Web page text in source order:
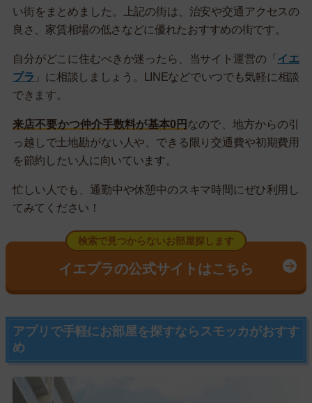
い街をまとめました。上記の街は、治安や交通アクセスの
良さ、家賃相場の低さなどに優れたおすすめの街です。
自分がどこに住むべきか迷ったら、当サイト運営の「 イエ
プラ 」に相談しましょう。LINEなどでいつでも気軽に相談
できます。
来店不要かつ仲介手数料が基本0円 なので、地方からの引
っ越しで土地勘がない人や、できる限り交通費や初期費用
を節約したい人に向いています。
忙しい人でも、通勤中や休憩中のスキマ時間にぜひ利用し
てみてください！
検索で見つからないお部屋探します
イエプラの公式サイトはこちら
アプリで手軽にお部屋を探すならスモッカがおすす
め